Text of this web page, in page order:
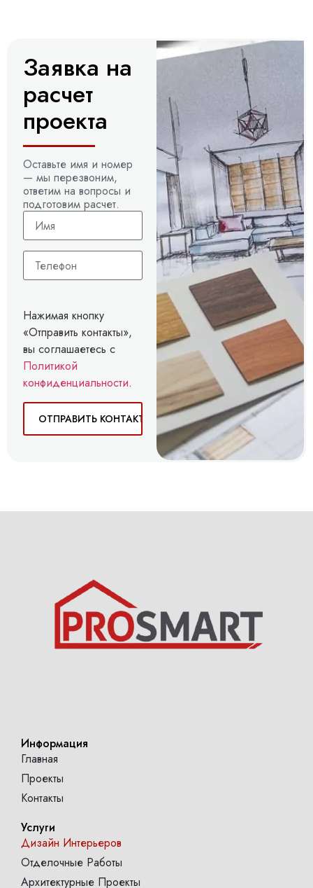
Заявка на
расчет
проекта
Оставьте имя и номер
— мы перезвоним,
ответим на вопросы и
подготовим расчет.
Нажимая кнопку
«Отправить контакты»,
вы соглашаетесь с
Политикой
конфиденциальности.
Информация
Главная
Проекты
Контакты
Услуги
Дизайн Интерьеров
Отделочные Работы
Архитектурные Проекты